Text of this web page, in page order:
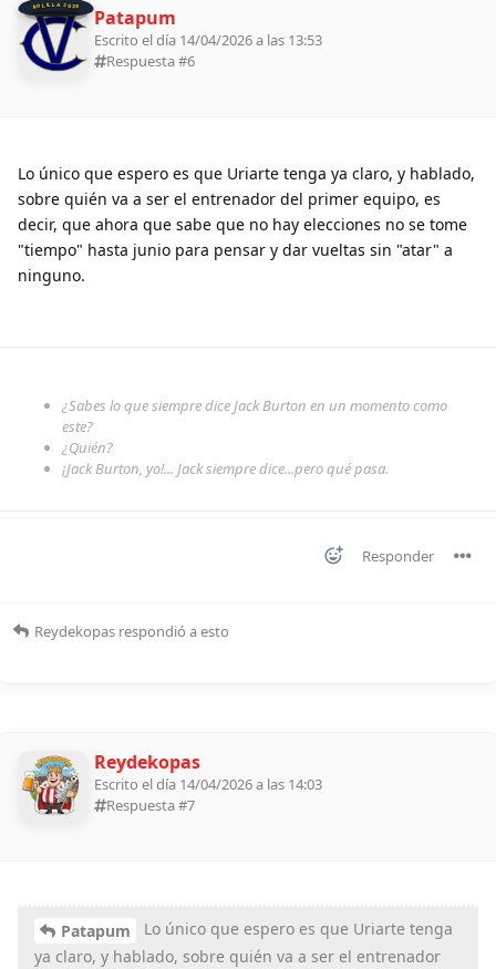
BOLILLA 2026 Patapum
Escrito el día 14/04/2026 a las 13:53
Respuesta #6
Lo único que espero es que Uriarte tenga ya claro, y hablado,
sobre quién va a ser el entrenador del primer equipo, es
decir, que ahora que sabe que no hay elecciones no se tome
"tiempo" hasta junio para pensar y dar vueltas sin "atar" a
ninguno.
¿Sabes lo que siempre dice Jack Burton en un momento como
este?
¿Quién?
¡Jack Burton, yo!... Jack siempre dice...pero qué pasa.
Responder
Reydekopas respondió a esto
Reydekopas
Escrito el día 14/04/2026 a las 14:03
Respuesta #7
Patapum
Lo único que espero es que Uriarte tenga
ya claro, y hablado, sobre quién va a ser el entrenador